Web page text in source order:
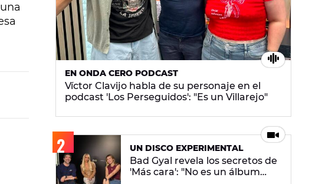
EN ONDA CERO PODCAST
Víctor Clavijo habla de su personaje en el
podcast 'Los Perseguidos': "Es un Villarejo"
UN DISCO EXPERIMENTAL
Bad Gyal revela los secretos de
'Más cara': "No es un álbum